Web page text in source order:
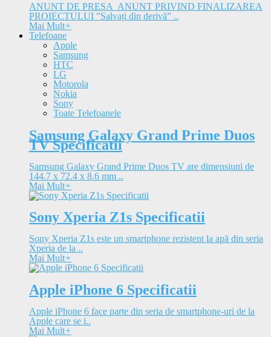
ANUNT DE PRESA ANUNT PRIVIND FINALIZAREA
PROIECTULUI ”Salvați din derivă” ..
Mai Mult+
Telefoane
Apple
Samsung
HTC
LG
Motorola
Nokia
Sony
Toate Telefoanele
Samsung Galaxy Grand Prime Duos
TV Specificatii
Samsung Galaxy Grand Prime Duos TV are dimensiuni de
144.7 x 72.4 x 8.6 mm ..
Mai Mult+
Sony Xperia Z1s Specificatii
Sony Xperia Z1s este un smartphone rezistent la apă din seria
Xperia de la ..
Mai Mult+
Apple iPhone 6 Specificatii
Apple iPhone 6 face parte din seria de smartphone-uri de la
Apple care se i..
Mai Mult+